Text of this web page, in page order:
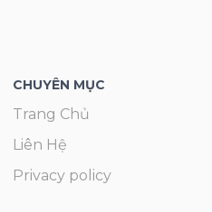
CHUYÊN MỤC
Trang Chủ
Liên Hệ
Privacy policy